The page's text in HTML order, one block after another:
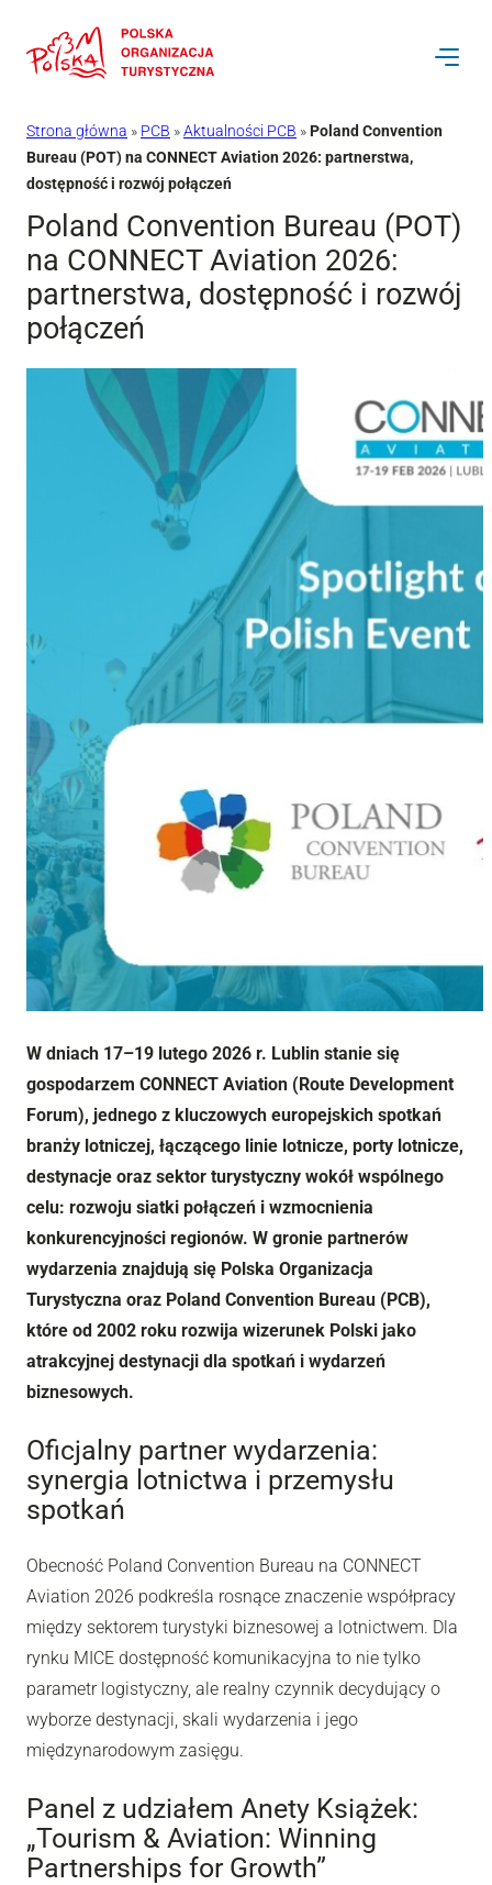
do
Strona główna » PCB »Aktualności PCB »Poland Convention
Bureau (POT) na CONNECT Aviation 2026: partnerstwa,
dostępność i rozwój połączeń
Poland Convention Bureau (POT)
na CONNECT Aviation 2026:
partnerstwa, dostępność i rozwój
połączeń
W dniach 17–19 lutego 2026 r. Lublin stanie się
gospodarzem CONNECT Aviation (Route Development
Forum), jednego z kluczowych europejskich spotkań
branży lotniczej, łączącego linie lotnicze, porty lotnicze,
destynacje oraz sektor turystyczny wokół wspólnego
celu: rozwoju siatki połączeń i wzmocnienia
konkurencyjności regionów. W gronie partnerów
wydarzenia znajdują się Polska Organizacja
Turystyczna oraz Poland Convention Bureau (PCB),
które od 2002 roku rozwija wizerunek Polski jako
atrakcyjnej destynacji dla spotkań i wydarzeń
biznesowych.
Oficjalny partner wydarzenia:
synergia lotnictwa i przemysłu
spotkań
Obecność Poland Convention Bureau na CONNECT
Aviation 2026 podkreśla rosnące znaczenie współpracy
między sektorem turystyki biznesowej a lotnictwem. Dla
rynku MICE dostępność komunikacyjna to nie tylko
parametr logistyczny, ale realny czynnik decydujący o
wyborze destynacji, skali wydarzenia i jego
międzynarodowym zasięgu.
Panel z udziałem Anety Książek:
„Tourism & Aviation: Winning
Partnerships for Growth”